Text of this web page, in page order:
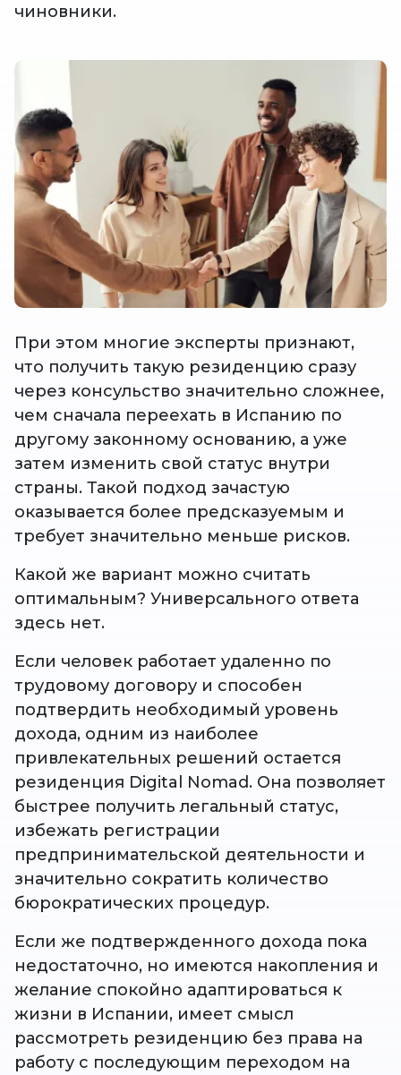
чиновники.
При этом многие эксперты признают,
что получить такую резиденцию сразу
через консульство значительно сложнее,
чем сначала переехать в Испанию по
другому законному основанию, а уже
затем изменить свой статус внутри
страны. Такой подход зачастую
оказывается более предсказуемым и
требует значительно меньше рисков.
Какой же вариант можно считать
оптимальным? Универсального ответа
здесь нет.
Если человек работает удаленно по
трудовому договору и способен
подтвердить необходимый уровень
дохода, одним из наиболее
привлекательных решений остается
резиденция Digital Nomad. Она позволяет
быстрее получить легальный статус,
избежать регистрации
предпринимательской деятельности и
значительно сократить количество
бюрократических процедур.
Если же подтвержденного дохода пока
недостаточно, но имеются накопления и
желание спокойно адаптироваться к
жизни в Испании, имеет смысл
рассмотреть резиденцию без права на
работу с последующим переходом на